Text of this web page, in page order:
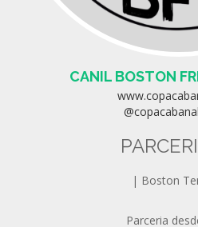
CANIL BOSTON
| Boston
Parceria